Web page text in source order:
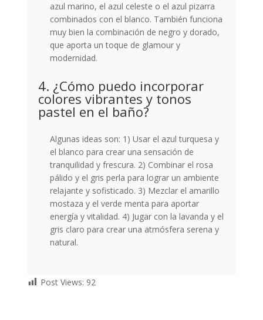
azul marino, el azul celeste o el azul pizarra
combinados con el blanco. También funciona
muy bien la combinación de negro y dorado,
que aporta un toque de glamour y
modernidad.
4. ¿Cómo puedo incorporar
colores vibrantes y tonos
pastel en el baño?
Algunas ideas son: 1) Usar el azul turquesa y
el blanco para crear una sensación de
tranquilidad y frescura. 2) Combinar el rosa
pálido y el gris perla para lograr un ambiente
relajante y sofisticado. 3) Mezclar el amarillo
mostaza y el verde menta para aportar
energía y vitalidad. 4) Jugar con la lavanda y el
gris claro para crear una atmósfera serena y
natural.
Post Views: 92